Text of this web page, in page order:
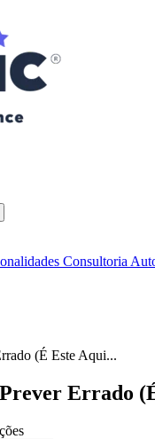
Consultoria
(É Este Aqui...
Errado